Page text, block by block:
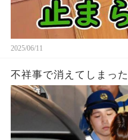
2025/06/11
不祥事で消えてしまっ